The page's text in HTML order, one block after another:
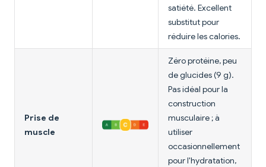
satiété. Excellent
substitut pour
réduire les calories.
Prise de
muscle
Zéro protéine, peu
de glucides (9 g).
Pas idéal pour la
construction
musculaire ; à
utiliser
occasionnellement
pour l'hydratation,